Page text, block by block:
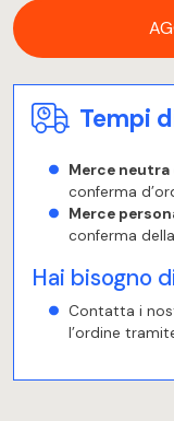
Tempi
Merce neutra
conferma
Merce
conferma
Hai bisogno
Contatta i
l’ordine